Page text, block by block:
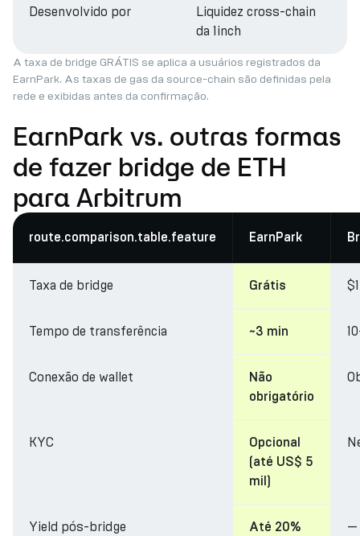
Desenvolvido por
Liquidez cross-chain
da 1inch
A taxa de bridge GRÁTIS se aplica a usuários registrados da
EarnPark. As taxas de gas da source-chain são definidas pela
rede e exibidas antes da confirmação.
EarnPark vs. outras formas
de fazer bridge de ETH
para Arbitrum
route.comparison.table.feature EarnPark
Taxa de bridge Grátis
Tempo de transferência ~3 min
Conexão de wallet
Não
obrigatório
KYC
Opcional
(até US$ 5
mil)
Yield pós-bridge
Até 20%
—